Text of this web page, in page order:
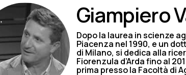
Giampiero
Dopo la laurea in scienze
Piacenza nel 1990, e un
di Milano, si dedica alla
Fiorenzula d’Arda fino al
prima presso la Facoltà di